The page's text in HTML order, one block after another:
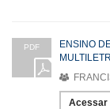
PDF
ENSINO
Acessar